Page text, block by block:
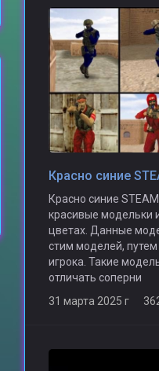
Красно синие
красивые модельки
цветах. Данные
стим моделей,
игрока. Такие
отличать соперни
31 марта 2025 г